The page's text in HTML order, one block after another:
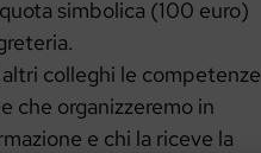
simbolica (100 euro)
colleghi le competenze
che organizzeremo in
e chi la riceve la